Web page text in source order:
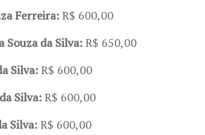
Ferreira:R$ 600,00
Souza da Silva:R$ 650,00
Silva:R$ 600,00
Silva:R$ 600,00
Silva:R$ 600,00